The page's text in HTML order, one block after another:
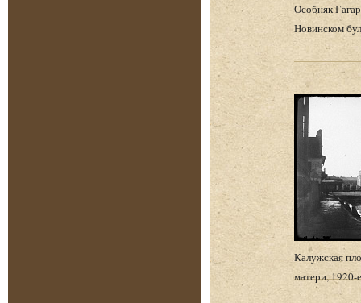
Особняк
Новинском
Калужская
матери, 1920-